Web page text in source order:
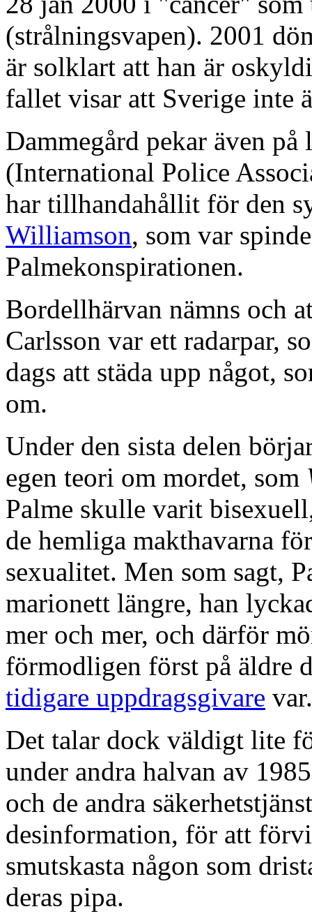
(strålningsvapen). 2001
är solklart att han är
fallet visar att Sverige inte
Dammegård pekar även på
(International Police
har tillhandahållit för den
Williamson, som var
Palmekonspirationen.
Bordellhärvan nämns och
Carlsson var ett radarpar,
dags att städa upp något,
om.
Under den sista delen
egen teori om mordet, som
Palme skulle varit
de hemliga makthavarna
sexualitet. Men som sagt,
marionett längre, han
mer och mer, och därför
förmodligen först på äldre
tidigare uppdragsgivare var.
Det talar dock väldigt lite
under andra halvan av
och de andra
desinformation, för att
smutskasta någon som
deras pipa.